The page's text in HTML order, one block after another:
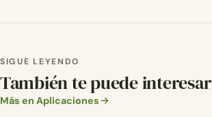
SIGUE LEYENDO
También te puede interesar
Más en Aplicaciones